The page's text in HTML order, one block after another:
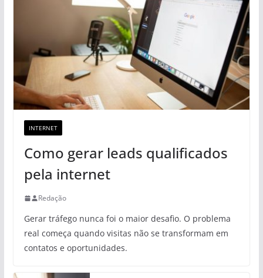
INTERNET
Como gerar leads qualificados
pela internet
Redação
Gerar tráfego nunca foi o maior desafio. O problema
real começa quando visitas não se transformam em
contatos e oportunidades.